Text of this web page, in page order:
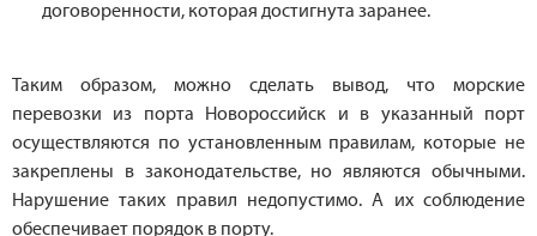
договоренности, которая достигнута заранее.
Таким образом, можно сделать вывод, что морские
перевозки из порта Новороссийск и в указанный порт
осуществляются по установленным правилам, которые не
закреплены в законодательстве, но являются обычными.
Нарушение таких правил недопустимо. А их соблюдение
обеспечивает порядок в порту.